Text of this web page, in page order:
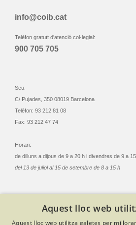
info@coib.cat
Telèfon gratuït d'atenció col·legial:
900 705 705
Seu:
C/ Pujades, 350 08019 Barcelona
Telèfon: 93 212 81 08
Fax: 93 212 47 74
Horari:
de dilluns a dijous de 9 a 20 h i divendres de 9 a
del 13 de juliol al 15 de setembre de 8 a 15 h
© Col·legi Oficial Infermeres i Infermers de
Aquest lloc web
Aquest lloc web utilitza galetes per